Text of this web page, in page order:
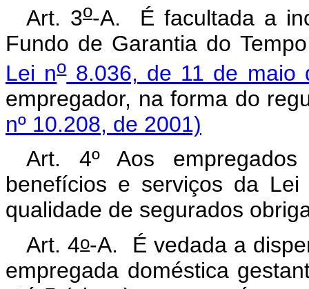
Art. 3o-A. É facultada a
Fundo de Garantia do
Lei no8.036, de 11 de maio
empregador, na forma
nº 10.208, de 2001)
Art. 4º Aos
benefícios e serviços da
qualidade de segurados
Art. 4o-A. É vedada a
empregada doméstica